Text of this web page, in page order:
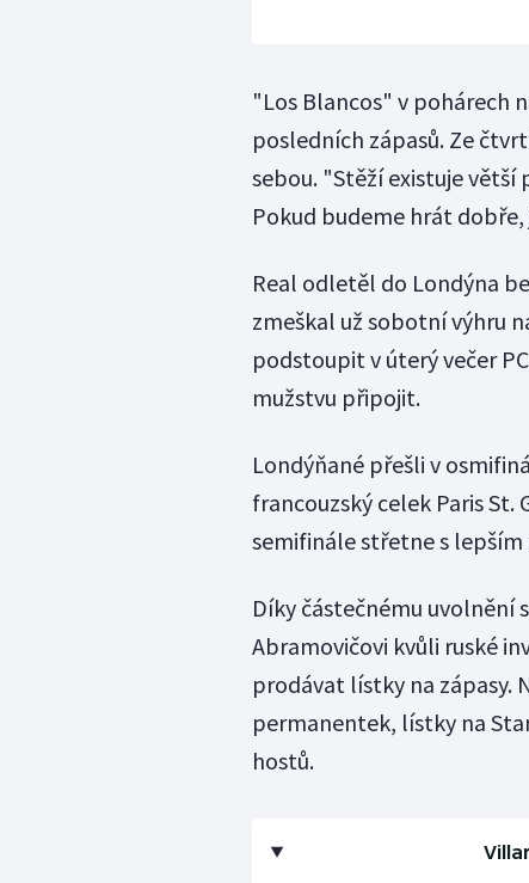
"Los Blancos" v pohárech
posledních zápasů. Ze
sebou. "Stěží existuje větší
Pokud budeme hrát
Real odletěl do Londýna
zmeškal už sobotní výhru
podstoupit v úterý večer
mužstvu připojit.
Londýňané přešli v
francouzský celek Paris St.
semifinále střetne s lepším
Díky částečnému uvolnění
Abramovičovi kvůli ruské
prodávat lístky na zápasy.
permanentek, lístky na
hostů.